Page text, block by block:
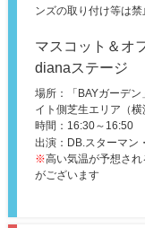
ンズの取り付け等は
マスコット＆オ
dianaステージ
場所：「BAYガーデン
イト側芝生エリア（横
時間： 16:30～16:50
出演：DB.スターマン
※高い気温が予想さ
がございます